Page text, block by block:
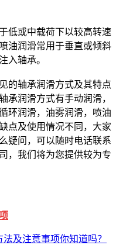
或中载荷下以较高转速
油润滑常用于垂直或倾斜
入轴承。
轴承润滑方式及其特点
承润滑方式有手动润滑，
环润滑，油雾润滑，喷油
点及使用情况不同，大家
疑问，可以随时电话联系
，我们将为您提供较为专
及注意事项你知道吗？